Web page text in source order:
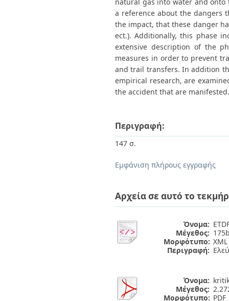
a reference about the dangers
the impact, that these danger
ect.). Additionally, this phase
extensive description of the
measures in order to prevent
and trail transfers. In addition
empirical research, are
the accident that are manifested.
Περιγραφή:
147 σ.
Εμφάνιση πλήρους εγγραφής
Αρχεία σε αυτό το
Όνομα:
Μέγεθος:
Μορφότυπο: XML
Περιγραφή:
Όνομα:
Μέγεθος:
Μορφότυπο: PDF